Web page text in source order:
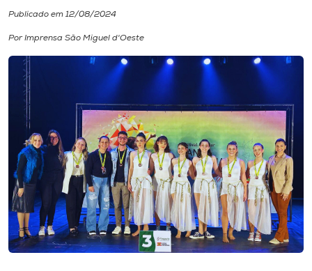
Internacionalização
I.nova
Diplomados
Cultura
CPA
Biblioteca
Publicado em 12/08/2024
Por Imprensa São Miguel d'Oeste